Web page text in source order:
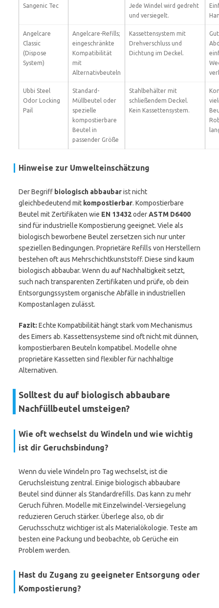
Sangenic Tec
Jede Windel wird gedreht
und versiegelt.
Angelcare
Classic
(Dispose
System)
Angelcare-Refills;
eingeschränkte
Kompatibilität
mit
Alternativbeuteln
Kassettensystem mit
Drehverschluss und
Dichtung im Deckel.
Ubbi Steel
Odor Locking
Pail
Standard-
Müllbeutel oder
spezielle
kompostierbare
Beutel in
passender Größe
Stahlbehälter mit
schließendem Deckel.
Kein Kassettensystem.
Hinweise zur Umwelteinschätzung
Der Begriff biologisch abbaubarist nicht
gleichbedeutend mit kompostierbar. Kompostierbare
Beutel mit Zertifikaten wie EN 13432oderASTM D6400
sind für industrielle Kompostierung geeignet. Viele als
biologisch beworbene Beutel zersetzen sich nur unter
speziellen Bedingungen. Proprietäre Refills von Herstellern
bestehen oft aus Mehrschichtkunststoff. Diese sind kaum
biologisch abbaubar. Wenn du auf Nachhaltigkeit setzt,
such nach transparenten Zertifikaten und prüfe, ob dein
Entsorgungssystem organische Abfälle in industriellen
Kompostanlagen zulässt.
Fazit: Echte Kompatibilität hängt stark vom Mechanismus
des Eimers ab. Kassettensysteme sind oft nicht mit dünnen,
kompostierbaren Beuteln kompatibel. Modelle ohne
proprietäre Kassetten sind flexibler für nachhaltige
Alternativen.
Solltest du auf biologisch abbaubare
Nachfüllbeutel umsteigen?
Wie oft wechselst du Windeln und wie wichtig
ist dir Geruchsbindung?
Wenn du viele Windeln pro Tag wechselst, ist die
Geruchsleistung zentral. Einige biologisch abbaubare
Beutel sind dünner als Standardrefills. Das kann zu mehr
Geruch führen. Modelle mit Einzelwindel-Versiegelung
reduzieren Geruch stärker. Überlege also, ob dir
Geruchsschutz wichtiger ist als Materialökologie. Teste am
besten eine Packung und beobachte, ob Gerüche ein
Problem werden.
Hast du Zugang zu geeigneter Entsorgung oder
Kompostierung?